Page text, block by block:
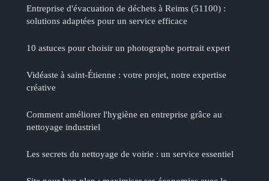
Entreprise d'évacuation de déchets à Reims (51100) :
solutions adaptées pour un service efficace
10 astuces pour choisir un photographe portrait expert
Vidéaste à saint-Étienne : votre projet, notre expertise
créative
Comment améliorer l'hygiène en entreprise grâce au
nettoyage industriel
Les secrets du nettoyage de voirie : un service essentiel